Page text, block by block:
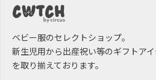
ベビー服のセレクトショップ。
新生児用から出産祝い等のギフトア
を取り揃えております。